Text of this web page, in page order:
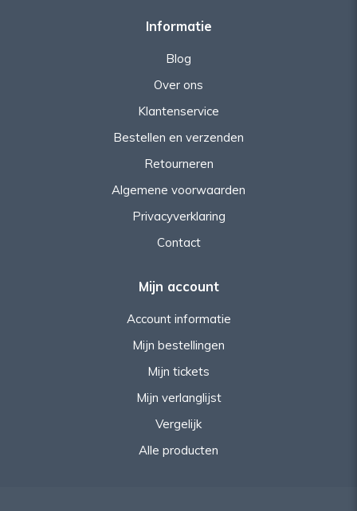
Informatie
Blog
Over ons
Klantenservice
Bestellen en verzenden
Retourneren
Algemene voorwaarden
Privacyverklaring
Contact
Mijn account
Account informatie
Mijn bestellingen
Mijn tickets
Mijn verlanglijst
Vergelijk
Alle producten